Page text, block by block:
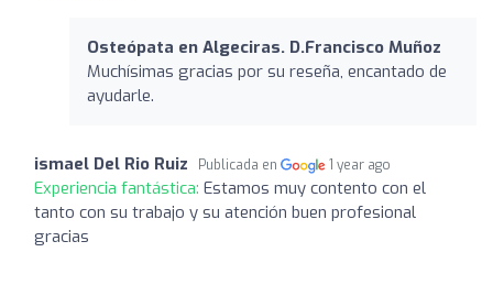
Osteópata en Algeciras. D.Francisco Muñoz
Muchísimas gracias por su reseña, encantado de
ayudarle.
ismael Del Rio Ruiz Publicada en 1 year ago
Experiencia fantástica: Estamos muy contento con el
tanto con su trabajo y su atención buen profesional
gracias